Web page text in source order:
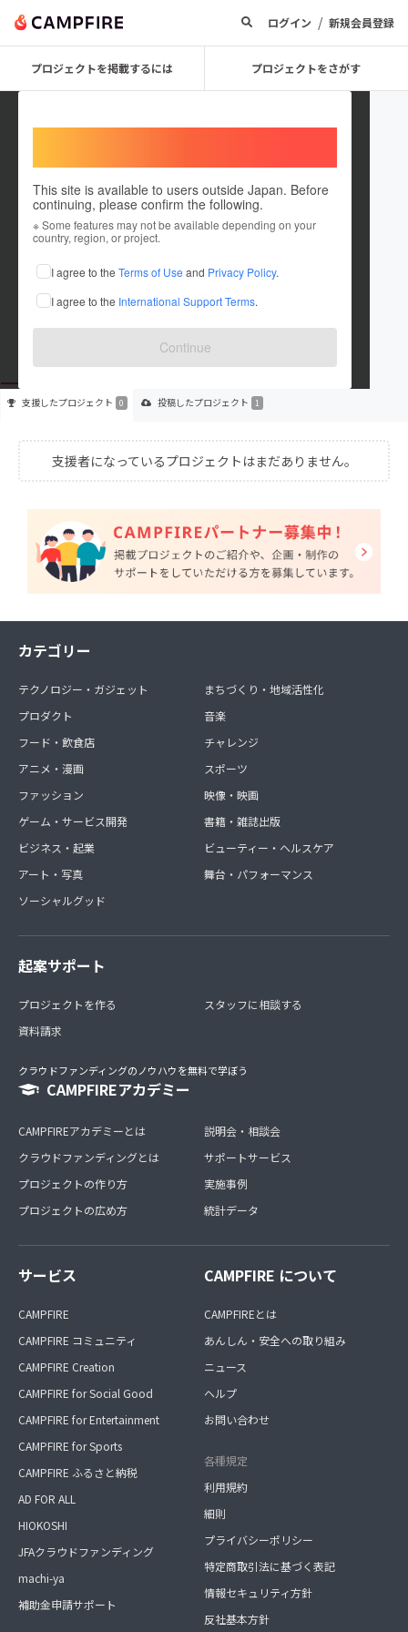
ログイン / 新規会員登録
プロジェクトを掲載するには プロジェクトをさがす
This site is available to users outside Japan. Before
continuing, please confirm the following.
※ Some features may not be available depending on your
country, region, or project.
I agree to the Terms of Use and Privacy Policy.
I agree to the International Support Terms.
Continue
Loveyourself
これまでに1件のプロジェクトを投稿しています
在住国：未設定
出身国：未設定
支援したプロジェクト 0 投稿したプロジェクト 1
支援者になっているプロジェクトはまだありません。
カテゴリー
テクノロジー・ガジェット
プロダクト
フード・飲食店
アニメ・漫画
ファッション
ゲーム・サービス開発
ビジネス・起業
アート・写真
ソーシャルグッド
まちづくり・地域活性化
音楽
チャレンジ
スポーツ
映像・映画
書籍・雑誌出版
ビューティー・ヘルスケア
舞台・パフォーマンス
起案サポート
プロジェクトを作る
資料請求
スタッフに相談する
クラウドファンディングのノウハウを無料で学ぼう
CAMPFIREアカデミー
CAMPFIREアカデミーとは
クラウドファンディングとは
プロジェクトの作り方
プロジェクトの広め方
説明会・相談会
サポートサービス
実施事例
統計データ
サービス
CAMPFIRE
CAMPFIRE コミュニティ
CAMPFIRE Creation
CAMPFIRE for Social Good
CAMPFIRE for Entertainment
CAMPFIRE for Sports
CAMPFIRE ふるさと納税
AD FOR ALL
HIOKOSHI
JFAクラウドファンディング
machi-ya
補助金申請サポート
CAMPFIRE について
CAMPFIREとは
あんしん・安全への取り組み
ニュース
ヘルプ
お問い合わせ
各種規定
利用規約
細則
プライバシーポリシー
特定商取引法に基づく表記
情報セキュリティ方針
反社基本方針